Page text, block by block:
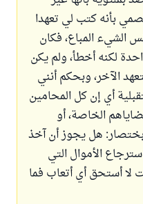
بأنه كتب لي تعهدا
الشيء المباع، فكان
لكنه أخطأ، ولم يكن
الآخر، وبحكم أنني
أي إن كل المحامين
الخاصة، أو
بختصار: هل يجوز أن آخذ
الأموال التي
لا أستحق أي أتعاب فما